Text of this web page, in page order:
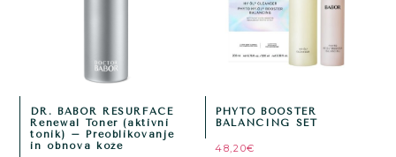
DR. BABOR RESURFACE
Renewal Toner (aktivni
tonik) – Preoblikovanje
in obnova kože
PHYTO BOOSTER
BALANCING SET
48,20€